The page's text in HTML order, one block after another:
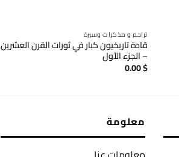
تراجم و مذكرات وسيرة
قادة تاريخيون كبار في ثورات القرن العشرين
– الجزء الأول
0.00$
معلومة